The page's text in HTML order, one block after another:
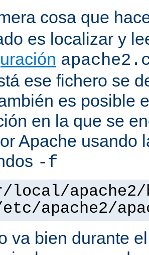
cosa que
es localizar y
ese fichero se
es posible
en la que se
Apache usando
-f
local/
apache2/
va bien durante